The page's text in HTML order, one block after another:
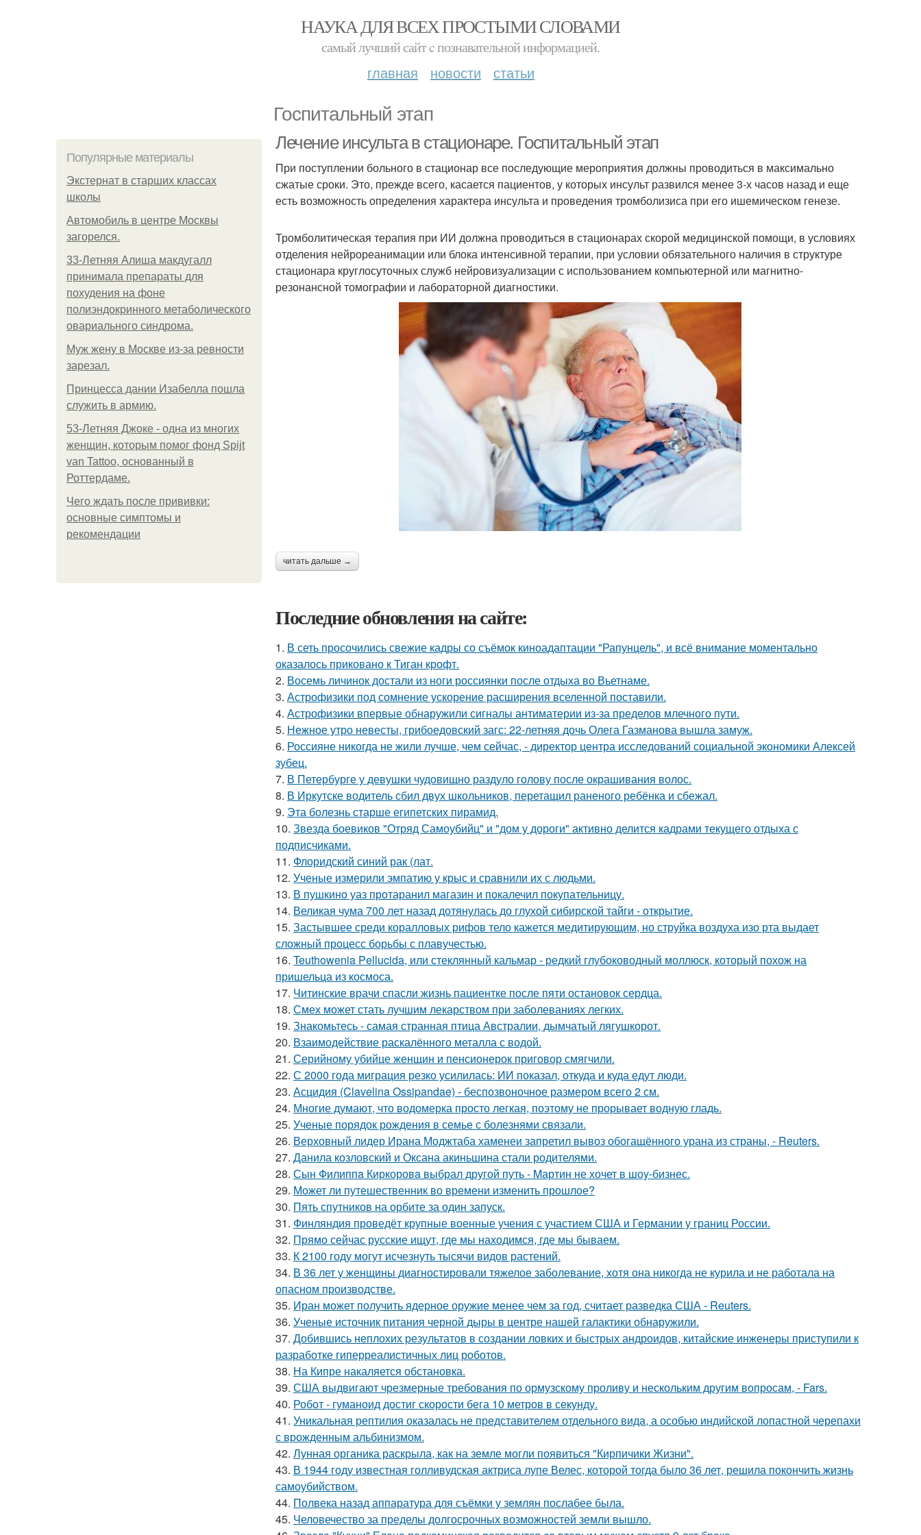
НАУКА ДЛЯ ВСЕХ ПРОСТЫМИ СЛОВАМИ
самый лучший сайт c познавательной информацией.
главная новости статьи
Госпитальный этап
Популярные материалы
Экстернат в старших классах
школы
Автомобиль в центре Москвы
загорелся.
33-Летняя Алиша макдугалл
принимала препараты для
похудения на фоне
полиэндокринного метаболического
овариального синдрома.
Mуж жену в Москве из-за ревности
зарезал.
Принцесса дании Изабелла пошла
служить в армию.
53-Летняя Джоке - одна из многих
женщин, которым помог фонд Spijt
van Tattoo, основанный в
Роттердаме.
Чего ждать после прививки:
основные симптомы и
рекомендации
Лечение инсульта в стационаре. Госпитальный этап
При поступлении больного в стационар все последующие мероприятия должны проводиться в максимально
сжатые сроки. Это, прежде всего, касается пациентов, у которых инсульт развился менее 3-х часов назад и еще
есть возможность определения характера инсульта и проведения тромболизиса при его ишемическом генезе.
Тромболитическая терапия при ИИ должна проводиться в стационарах скорой медицинской помощи, в условиях
отделения нейрореанимации или блока интенсивной терапии, при условии обязательного наличия в структуре
стационара круглосуточных служб нейровизуализации с использованием компьютерной или магнитно-
резонансной томографии и лабораторной диагностики.
читать дальше →
Последние обновления на сайте:
1. В сеть просочились свежие кадры со съёмок киноадаптации "Рапунцель", и всё внимание моментально
оказалось приковано к Тиган крофт.
2. Восемь личинок достали из ноги россиянки после отдыха во Вьетнаме.
3. Астрофизики под сомнение ускорение расширения вселенной поставили.
4. Астрофизики впервые обнаружили сигналы антиматерии из-за пределов млечного пути.
5. Нежное утро невесты, грибоедовский загс: 22-летняя дочь Олега Газманова вышла замуж.
6. Россияне никогда не жили лучше, чем сейчас, - директор центра исследований социальной экономики Алексей
зубец.
7. В Петербурге у девушки чудовищно раздуло голову после окрашивания волос.
8. В Иркутске водитель сбил двух школьников, перетащил раненого ребёнка и сбежал.
9. Эта болезнь старше египетских пирамид.
10. Звезда боевиков "Отряд Самоубийц" и "дом у дороги" активно делится кадрами текущего отдыха с
подписчиками.
11. Флоридский синий рак (лат.
12. Ученые измерили эмпатию у крыс и сравнили их с людьми.
13. В пушкино уаз протаранил магазин и покалечил покупательницу.
14. Великая чума 700 лет назад дотянулась до глухой сибирской тайги - открытие.
15. Застывшее среди коралловых рифов тело кажется медитирующим, но струйка воздуха изо рта выдает
сложный процесс борьбы с плавучестью.
16. Teuthowenia Pellucida, или стеклянный кальмар - редкий глубоководный моллюск, который похож на
пришельца из космоса.
17. Читинские врачи спасли жизнь пациентке после пяти остановок сердца.
18. Смех может стать лучшим лекарством при заболеваниях легких.
19. Знакомьтесь - самая странная птица Австралии, дымчатый лягушкорот.
20. Взаимодействие раскалённого металла с водой.
21. Серийному убийце женщин и пенсионерок приговор смягчили.
22. С 2000 года миграция резко усилилась: ИИ показал, откуда и куда едут люди.
23. Асцидия (Clavelina Ossipandae) - беспозвоночное размером всего 2 см.
24. Многие думают, что водомерка просто легкая, поэтому не прорывает водную гладь.
25. Ученые порядок рождения в семье с болезнями связали.
26. Верховный лидер Ирана Моджтаба хаменеи запретил вывоз обогащённого урана из страны, - Reuters.
27. Данила козловский и Оксана акиньшина стали родителями.
28. Сын Филиппa Киркоровa выбрал другой путь - Mартин не хочет в шоy-бизнес.
29. Может ли путешественник во времени изменить прошлое?
30. Пять спутников на орбите за один запуск.
31. Финляндия проведёт крупные военные учения с участием США и Германии у границ России.
32. Прямо сейчас русские ищут, где мы находимся, где мы бываем.
33. К 2100 году могут исчезнуть тысячи видов растений.
34. В 36 лет у женщины диагностировали тяжелое заболевание, хотя она никогда не курила и не работала на
опасном производстве.
35. Иран может получить ядерное оружие менее чем за год, считает разведка США - Reuters.
36. Ученые источник питания черной дыры в центре нашей галактики обнаружили.
37. Добившись неплохих результатов в создании ловких и быстрых андроидов, китайские инженеры приступили к
разработке гиперреалистичных лиц роботов.
38. На Кипре накаляется обстановка.
39. США выдвигают чрезмерные требования по ормузскому проливу и нескольким другим вопросам, - Fars.
40. Робот - гуманоид достиг скорости бега 10 метров в секунду.
41. Уникальная рептилия оказалась не представителем отдельного вида, а особью индийской лопастной черепахи
с врожденным альбинизмом.
42. Лунная органика раскрыла, как на земле могли появиться "Кирпичики Жизни".
43. В 1944 году известная голливудская актриса лупе Велес, которой тогда было 36 лет, решила покончить жизнь
самоубийством.
44. Полвека назад аппаратура для съёмки у землян послабее была.
45. Человечество за пределы долгосрочных возможностей земли вышло.